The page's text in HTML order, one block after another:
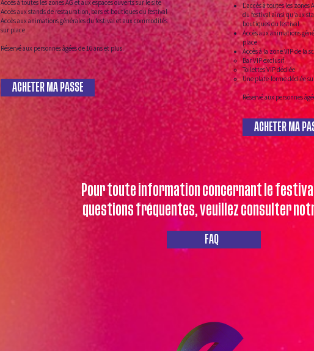
Accès à toutes les zones AG et aux espaces ouverts sur le site
Accès aux stands de restauration, bars et boutiques du festival
Accès aux animations générales du festival et aux commodités
sur place
Réservé aux personnes âgées de 16 ans et plus.
ACHETER MA PASSE
L'accès à toutes les zones
du festival ainsi qu'aux
boutiques du festival.
Accès aux animations
place.
Accès à la zone VIP de la
Bar VIP exclusif
Toilettes VIP dédiée
Une plate-forme dédiée
Réservé aux personnes
ACHETER MA
Pour toute information concernant le
questions fréquentes, veuillez consulter
FAQ